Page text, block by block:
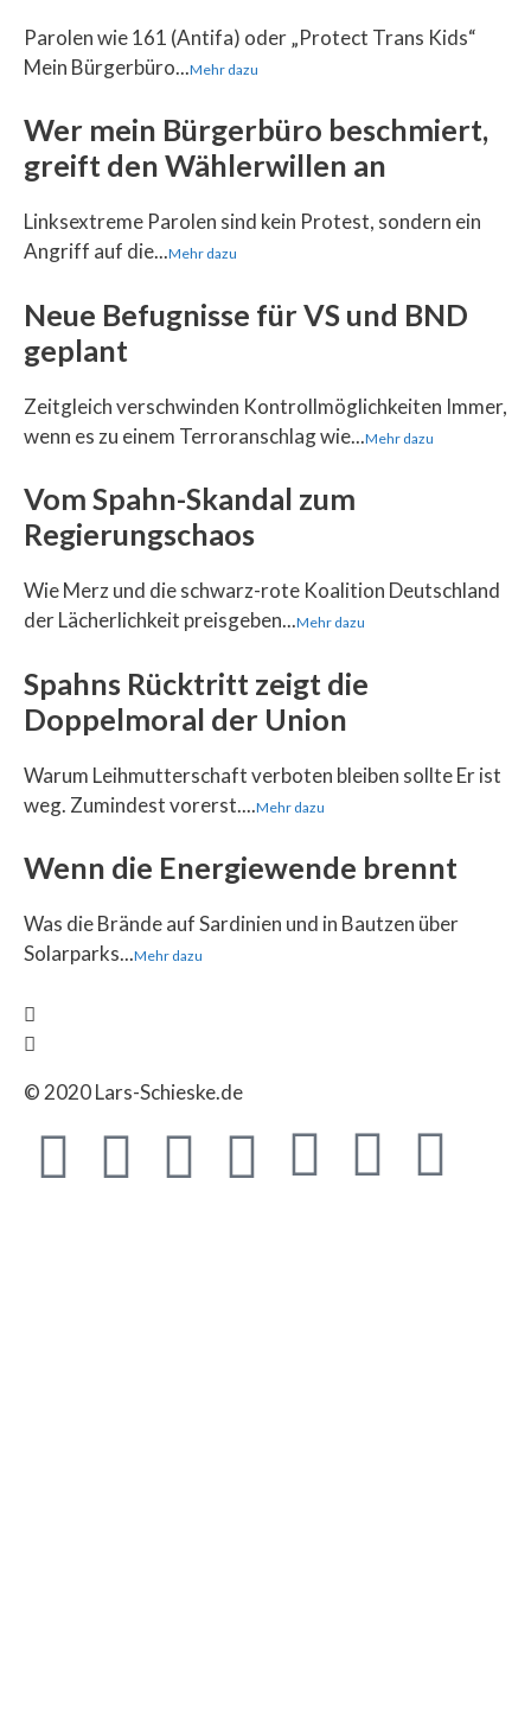
Parolen wie 161 (Antifa) oder „Protect Trans Kids“
Mein Bürgerbüro...Mehr dazu
Wer mein Bürgerbüro beschmiert,
greift den Wählerwillen an
Linksextreme Parolen sind kein Protest, sondern ein
Angriff auf die...Mehr dazu
Neue Befugnisse für VS und BND
geplant
Zeitgleich verschwinden Kontrollmöglichkeiten Immer,
wenn es zu einem Terroranschlag wie...Mehr dazu
Vom Spahn-Skandal zum
Regierungschaos
Wie Merz und die schwarz-rote Koalition Deutschland
der Lächerlichkeit preisgeben...Mehr dazu
Spahns Rücktritt zeigt die
Doppelmoral der Union
Warum Leihmutterschaft verboten bleiben sollte Er ist
weg. Zumindest vorerst....Mehr dazu
Wenn die Energiewende brennt
Was die Brände auf Sardinien und in Bautzen über
Solarparks...Mehr dazu
© 2020 Lars-Schieske.de